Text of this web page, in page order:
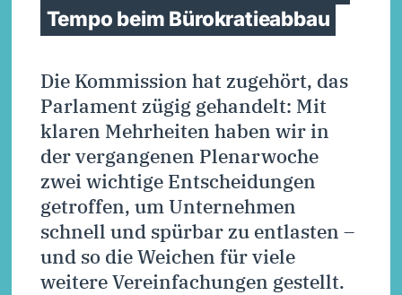
Tempo beim Bürokratieabbau
Die Kommission hat zugehört, das
Parlament zügig gehandelt: Mit
klaren Mehrheiten haben wir in
der vergangenen Plenarwoche
zwei wichtige Entscheidungen
getroffen, um Unternehmen
schnell und spürbar zu entlasten –
und so die Weichen für viele
weitere Vereinfachungen gestellt.